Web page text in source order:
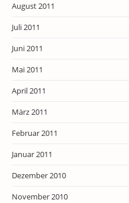
August 2011
Juli 2011
Juni 2011
Mai 2011
April 2011
März 2011
Februar 2011
Januar 2011
Dezember 2010
November 2010